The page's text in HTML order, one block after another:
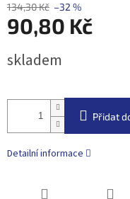
134,30 Kč –32 %
90,80 Kč
cena:
skladem
Přidat
Detailní informace